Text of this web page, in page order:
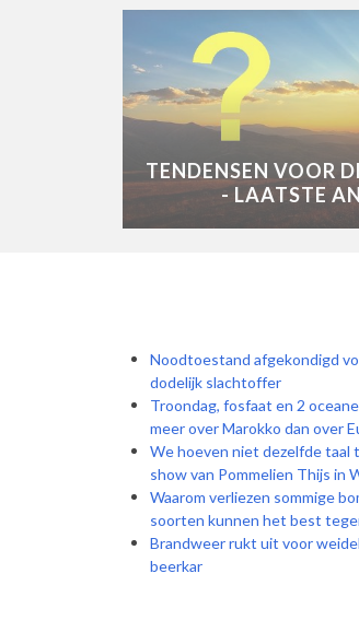
TENDENSEN VOOR
- LAATSTE
Noodtoestand afgekondigd
dodelijk slachtoffer
Troondag, fosfaat en 2
meer over Marokko dan over
We hoeven niet dezelfde taal
show van Pommelien Thijs in
Waarom verliezen sommige
soorten kunnen het best
Brandweer rukt uit voor
beerkar